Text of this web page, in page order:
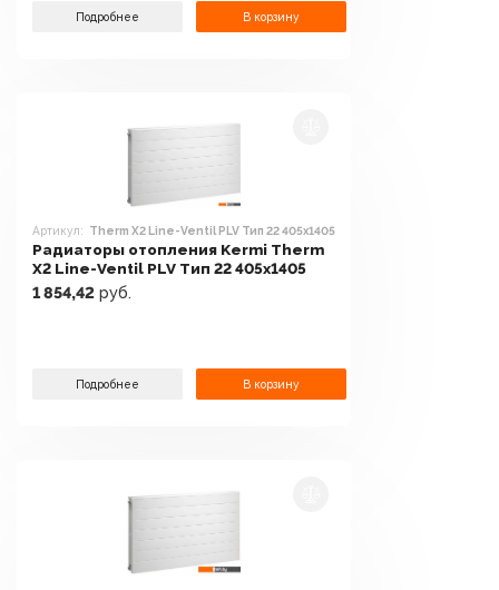
Подробнее В корзину
Артикул: Therm X2 Line-Ventil PLV Тип 22 405x1405
Радиаторы отопления Kermi Therm
X2 Line-Ventil PLV Тип 22 405x1405
1 854,42 руб.
Подробнее В корзину